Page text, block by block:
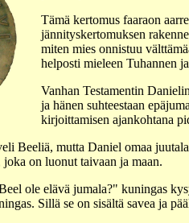
Tämä kertomus faaraon
jännityskertomuksen
miten mies onnistuu
helposti mieleen Tuhannen
Vanhan Testamentin
ja hänen suhteestaan
kirjoittamisen ajankohtana
Beeliä, mutta Daniel omaa
on luonut taivaan ja maan.
ole elävä jumala?" kuningas
Sillä se on sisältä savea ja